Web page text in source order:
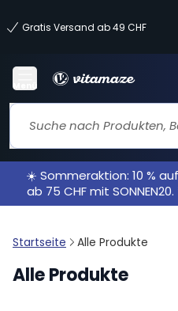
Gratis Versand ab 49 CHF
Menü
☀️ Sommeraktion: 10 % auf
ab 75 CHF mit
Startseite Alle Produkte
Alle Produkte